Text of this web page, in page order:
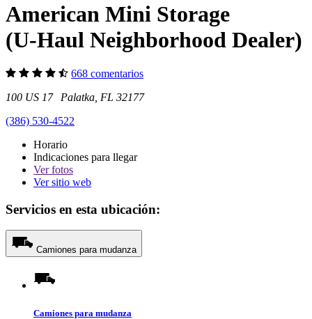
American Mini Storage
(U-Haul Neighborhood Dealer)
668 comentarios
100 US 17 Palatka, FL 32177
(386) 530-4522
Horario
Indicaciones para llegar
Verfotos
Ver sitio web
Servicios en esta ubicación:
Camiones para mudanza
Camiones para mudanza